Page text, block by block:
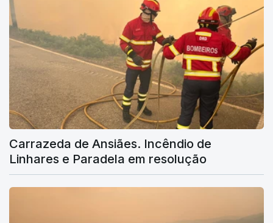
Carrazeda de Ansiães. Incêndio de
Linhares e Paradela em resolução